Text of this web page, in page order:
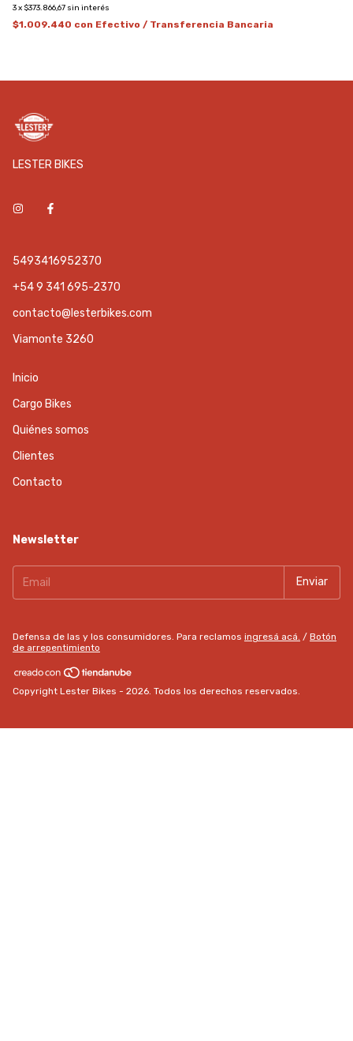
3x $373.866,67 sin interés
$1.009.440 con Efectivo / Transferencia Bancaria
LESTER BIKES
5493416952370
+54 9 341 695-2370
contacto@lesterbikes.com
Viamonte 3260
Inicio
Cargo Bikes
Quiénes somos
Clientes
Contacto
Newsletter
Defensa de las y los consumidores. Para reclamos ingresá acá. / Botón
de arrepentimiento
Copyright Lester Bikes - 2026. Todos los derechos reservados.